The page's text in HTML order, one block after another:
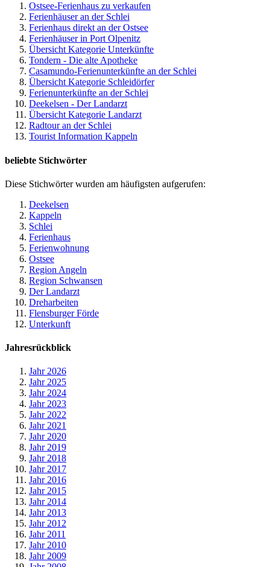
Ostsee-Ferienhaus zu verkaufen
Ferienhäuser an der Schlei
Ferienhaus direkt an der Ostsee
Ferienhäuser in Port Olpenitz
Übersicht Kategorie Unterkünfte
Tondern - Die alte Apotheke
Casamundo-Ferienunterkünfte an der Schlei
Übersicht Kategorie Schleidörfer
Ferienunterkünfte an der Schlei
Deekelsen - Der Landarzt
Übersicht Kategorie Landarzt
Radtour an der Schlei
Tourist Information Kappeln
beliebte Stichwörter
Diese Stichwörter wurden am häufigsten aufgerufen:
Deekelsen
Kappeln
Schlei
Ferienhaus
Ferienwohnung
Ostsee
Region Angeln
Region Schwansen
Der Landarzt
Dreharbeiten
Flensburger Förde
Unterkunft
Jahresrückblick
Jahr 2026
Jahr 2025
Jahr 2024
Jahr 2023
Jahr 2022
Jahr 2021
Jahr 2020
Jahr 2019
Jahr 2018
Jahr 2017
Jahr 2016
Jahr 2015
Jahr 2014
Jahr 2013
Jahr 2012
Jahr 2011
Jahr 2010
Jahr 2009